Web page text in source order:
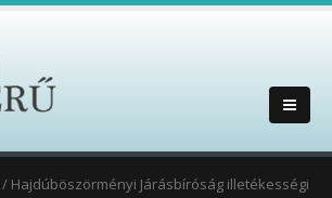
/ Hajdúböszörményi Járásbíróság illetékességi